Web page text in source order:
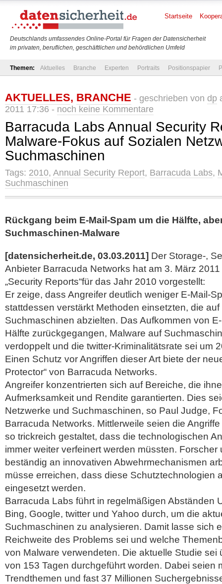
Deutschlands umfassendes Online-Portal für Fragen der Datensicherheit
im privaten, beruflichen, geschäftlichen und behördlichen Umfeld
Startseite
Themen: Aktuelles Branche Experten Portraits Positionspapier
AKTUELLES, BRANCHE - geschrieben von dp
2011 17:36 - noch keine Kommentare
Barracuda Labs Annual Security
Malware-Fokus auf Sozialen
Suchmaschinen
Tags: 2010, Annual Security Report, Barracuda Labs,
Suchmaschinen
Rückgang beim E-Mail-Spam um die Hälfte,
Suchmaschinen-Malware
[datensicherheit.de, 03.03.2011] Der Storage-,
Anbieter Barracuda Networks hat am 3. März
„Security Reports“für das Jahr 2010 vorgestellt:
Er zeige, dass Angreifer deutlich weniger E-Mail-
stattdessen verstärkt Methoden einsetzten, die
Suchmaschinen abzielten. Das Aufkommen von
Hälfte zurückgegangen, Malware auf
verdoppelt und die twitter-Kriminalitätsrate sei um
Einen Schutz vor Angriffen dieser Art biete der
Protector“ von Barracuda Networks.
Angreifer konzentrierten sich auf Bereiche, die
Aufmerksamkeit und Rendite garantierten. Dies
Netzwerke und Suchmaschinen, so Paul Judge,
Barracuda Networks. Mittlerweile seien die
so trickreich gestaltet, dass die technologischen
immer weiter verfeinert werden müssten. Forscher
beständig an innovativen Abwehrmechanismen
müsse erreichen, dass diese Schutztechnologien
eingesetzt werden.
Barracuda Labs führt in regelmäßigen Abständen
Bing, Google, twitter und Yahoo durch, um die
Suchmaschinen zu analysieren. Damit lasse sich
Reichweite des Problems sei und welche
von Malware verwendeten. Die aktuelle Studie sei
von 153 Tagen durchgeführt worden. Dabei seien
Trendthemen und fast 37 Millionen